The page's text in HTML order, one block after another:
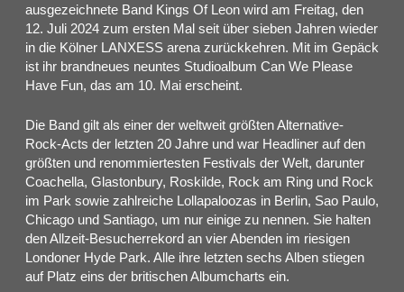
ausgezeichnete Band Kings Of Leon wird am Freitag, den
12. Juli 2024 zum ersten Mal seit über sieben Jahren wieder
in die Kölner LANXESS arena zurückkehren. Mit im Gepäck
ist ihr brandneues neuntes Studioalbum Can We Please
Have Fun, das am 10. Mai erscheint.
Die Band gilt als einer der weltweit größten Alternative-
Rock-Acts der letzten 20 Jahre und war Headliner auf den
größten und renommiertesten Festivals der Welt, darunter
Coachella, Glastonbury, Roskilde, Rock am Ring und Rock
im Park sowie zahlreiche Lollapaloozas in Berlin, Sao Paulo,
Chicago und Santiago, um nur einige zu nennen. Sie halten
den Allzeit-Besucherrekord an vier Abenden im riesigen
Londoner Hyde Park. Alle ihre letzten sechs Alben stiegen
auf Platz eins der britischen Albumcharts ein.